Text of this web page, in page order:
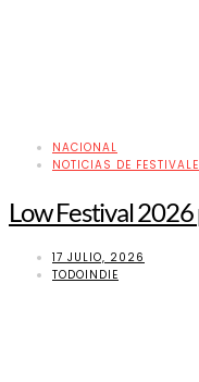
NACIONAL
NOTICIAS DE
Low Festival
17 JULIO, 2026
TODOINDIE